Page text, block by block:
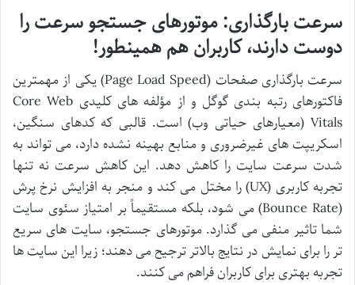
سرعت بارگذاری: موتورهای جستجو سرعت را
دوست دارند، کاربران هم همینطور!
سرعت بارگذاری صفحات (Page Load Speed) یکی از مهمترین
فاکتورهای رتبه بندی گوگل و از مؤلفه های کلیدی Core Web
Vitals (معیارهای حیاتی وب) است. قالبی که کدهای سنگین،
اسکریپت های غیرضروری و منابع بهینه نشده دارد، می تواند به
شدت سرعت سایت را کاهش دهد. این کاهش سرعت نه تنها
تجربه کاربری (UX) را مختل می کند و منجر به افزایش نرخ پرش
(Bounce Rate) می شود، بلکه مستقیماً بر امتیاز سئوی سایت
شما تاثیر منفی می گذارد. موتورهای جستجو، سایت های سریع
تر را برای نمایش در نتایج بالاتر ترجیح می دهند؛ زیرا این سایت ها
تجربه بهتری برای کاربران فراهم می کنند.